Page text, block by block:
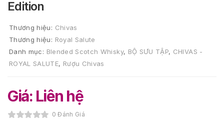
Edition
Thương hiệu: Chivas
Thương hiệu: Royal Salute
Danh mục: Blended Scotch Whisky, BỘ SƯU TẬP, CHIVAS -
ROYAL SALUTE, Rượu Chivas
Giá: Liên hệ
0 Đánh Giá